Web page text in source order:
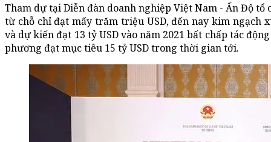
Tham dự tại Diễn đàn doanh nghiệp Việt Nam - Ấn Độ
từ chỗ chỉ đạt mấy trăm triệu USD, đến nay kim
và dự kiến đạt 13 tỷ USD vào năm 2021 bất chấp tác
phương đạt mục tiêu 15 tỷ USD trong thời gian tới.